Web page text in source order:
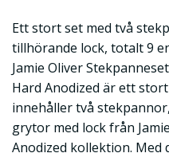
Ett stort set med två
tillhörande lock, totalt 9
Jamie Oliver
Hard Anodized är ett
innehåller två
grytor med lock från
Anodized kollektion. Med